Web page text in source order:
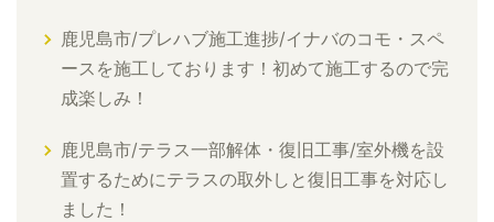
鹿児島市/プレハブ施工進捗/イナバのコモ・スペ
ースを施工しております！初めて施工するので完
成楽しみ！
鹿児島市/テラス一部解体・復旧工事/室外機を設
置するためにテラスの取外しと復旧工事を対応し
ました！